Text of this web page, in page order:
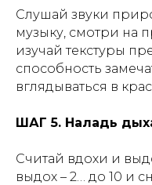
Слушай звуки
музыку, смотри на
изучай текстуры
способность
вглядываться в
ШАГ 5. Наладь
Считай вдохи и
выдох – 2… до 10 и